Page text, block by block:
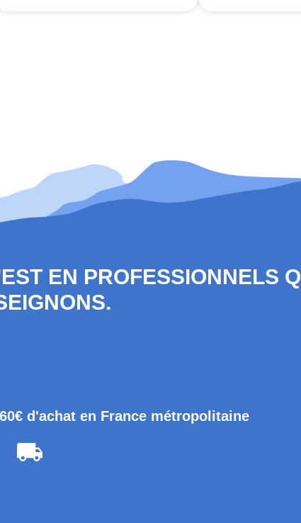
EN PROFESSIONNELS
d'achat en France métropolitaine